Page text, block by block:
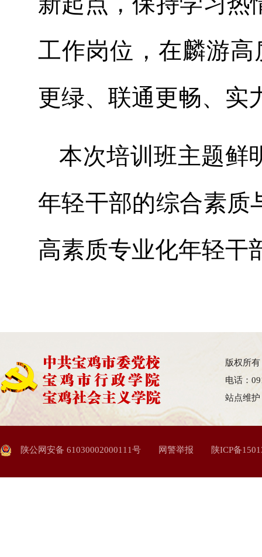
工作岗位，在麟游
更绿、联通更畅、实
本次培训班主题鲜
年轻干部的综合素质
高素质专业化年轻干
版权所
电话：
站点维
陕公网安备 61030002000111号 网警举报 陕ICP备